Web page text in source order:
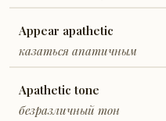
Appear apathetic
казаться апатичным
Apathetic tone
безразличный тон